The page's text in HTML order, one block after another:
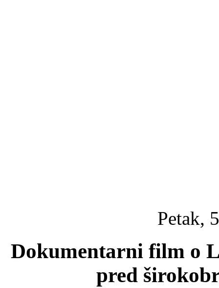
Petak,
Dokumentarni film o
pred